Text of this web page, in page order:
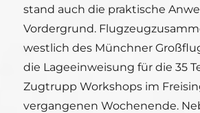
stand auch die praktische
Vordergrund.
westlich des Münchner
die Lageeinweisung für die 35
Zugtrupp Workshops im
vergangenen Wochenende.